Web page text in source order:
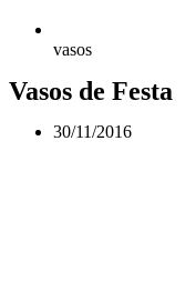
vasos
Vasos de Festa
30/11/2016